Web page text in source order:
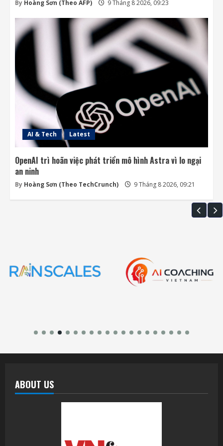
By Hoàng Sơn (Theo AFP) 9 Tháng 8 2026, 09:23
AI & Tech Latest
OpenAI trì hoãn việc phát triển mô hình Astra vì lo ngại
an ninh
By Hoàng Sơn (Theo TechCrunch) 9 Tháng 8 2026, 09:21
ABOUT US